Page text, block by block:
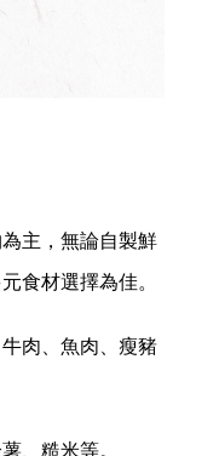
主，無論自製鮮
食材選擇為佳。
肉、魚肉、瘦豬